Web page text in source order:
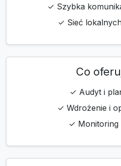
✓ Szybka
✓ Sieć
Co
✓ Audyt i
✓ Wdrożenie i
✓ Monitoring